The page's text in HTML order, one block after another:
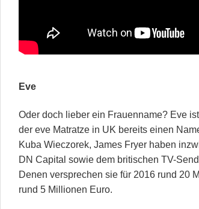
Eve
Oder doch lieber ein Frauenname? Eve
der eve Matratze in UK bereits einen
Kuba Wieczorek, James Fryer haben
DN Capital sowie dem britischen TV-
Denen versprechen sie für 2016 rund 20
rund 5 Millionen Euro.